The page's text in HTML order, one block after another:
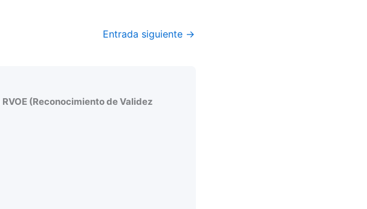
Entrada siguiente →
RVOE (Reconocimiento de Validez